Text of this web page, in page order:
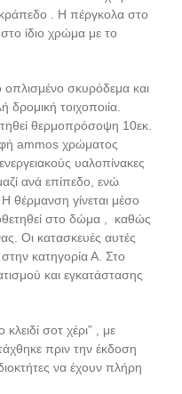
. Η πέργκολα στο
ίδιο χρώμα με το
οπλισμένο σκυρόδεμα και
τοιχοποιία.
θερμοπρόσοψη 10εκ.
ammos χρώματος
υαλοπίνακες
ανά επίπεδο, ενώ
θέρμανση γίνεται μέσο
στο δώμα , καθώς
Οι κατασκευές αυτές
στην κατηγορία Α. Στο
και εγκατάστασης
σοτ χέρι” , με
πριν την έκδοση
να έχουν πλήρη